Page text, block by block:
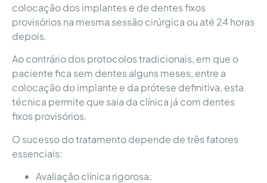
colocação dos implantes e de dentes fixos
provisórios na mesma sessão cirúrgica ou até 24 horas
depois.
Ao contrário dos protocolos tradicionais, em que o
paciente fica sem dentes alguns meses, entre a
colocação do implante e da prótese definitiva, esta
técnica permite que saia da clínica já com dentes
fixos provisórios.
O sucesso do tratamento depende de três fatores
essenciais:
Avaliação clínica rigorosa;